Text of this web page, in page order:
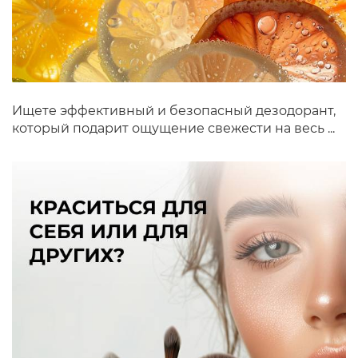
Ищете эффективный и безопасный дезодорант,
который подарит ощущение свежести на весь ...